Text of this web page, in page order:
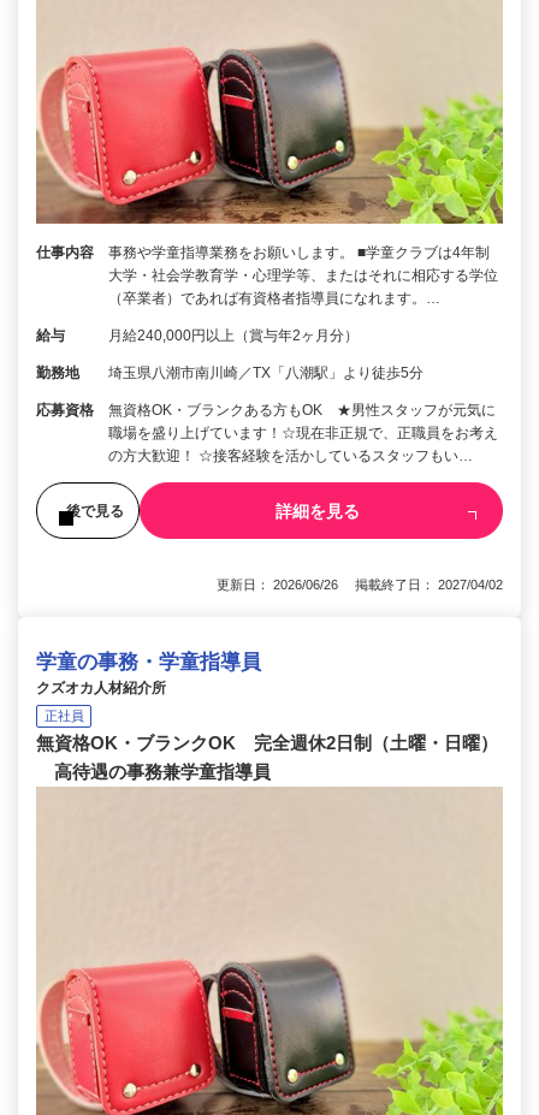
仕事内容
事務や学童指導業務をお願いします。 ■学童クラブは4年制
大学・社会学教育学・心理学等、またはそれに相応する学位
（卒業者）であれば有資格者指導員になれます。…
給与 月給240,000円以上（賞与年2ヶ月分）
勤務地 埼玉県八潮市南川崎／TX「八潮駅」より徒歩5分
応募資格
無資格OK・ブランクある方もOK ★男性スタッフが元気に
職場を盛り上げています！☆現在非正規で、正職員をお考え
の方大歓迎！ ☆接客経験を活かしているスタッフもい…
後で見る 詳細を見る
更新日： 2026/06/26 掲載終了日： 2027/04/02
学童の事務・学童指導員
クズオカ人材紹介所
正社員
無資格OK・ブランクOK 完全週休2日制（土曜・日曜）
高待遇の事務兼学童指導員